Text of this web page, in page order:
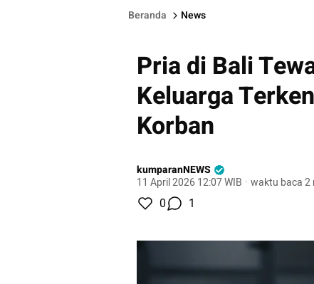
Beranda News
Pria di Bali
Keluarga
Korban
kumparanNEWS
11 April 2026 12:07 WIB · waktu baca 2
0 1